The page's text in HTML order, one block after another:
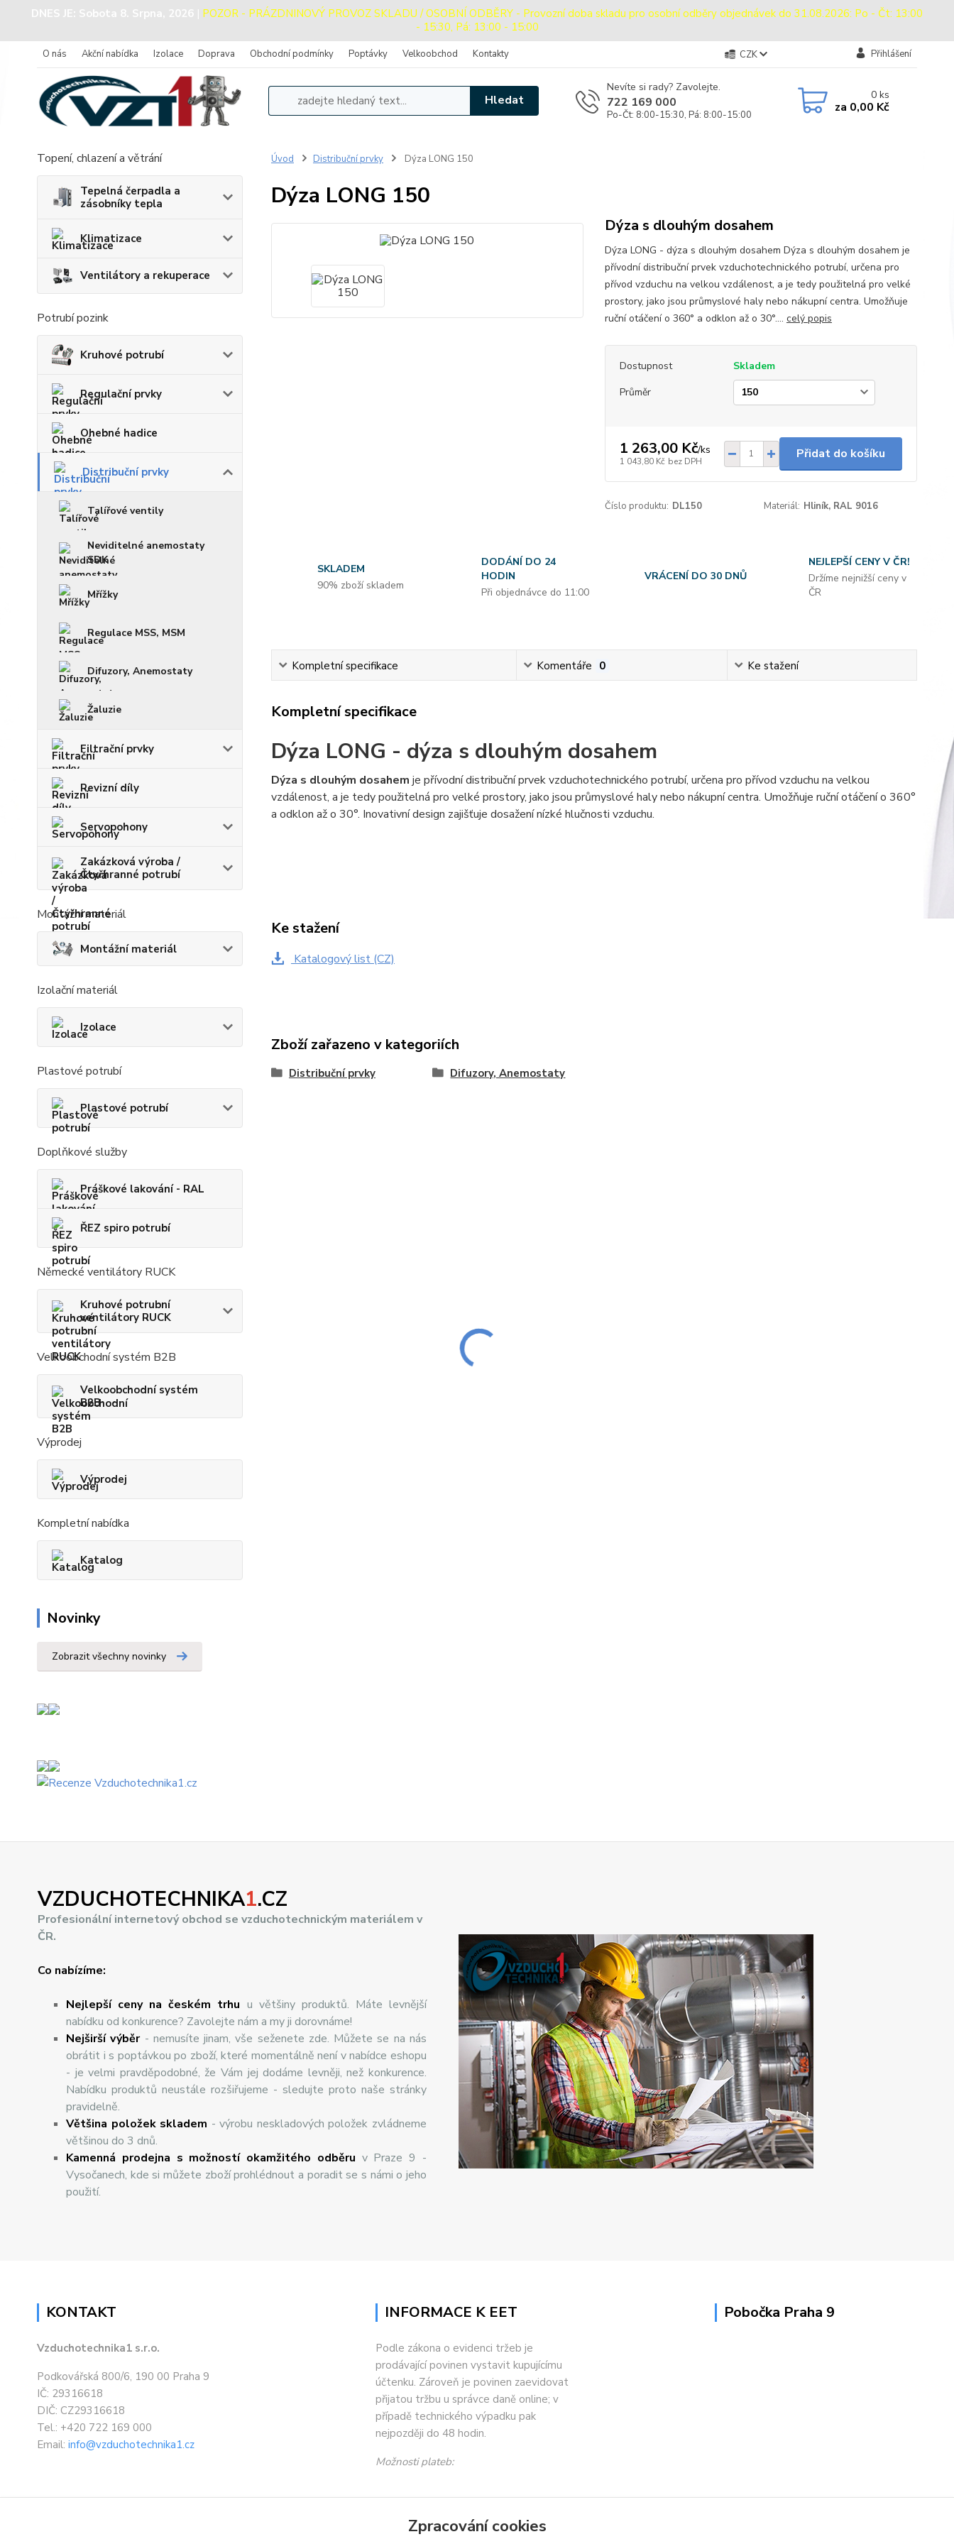
DNES JE: Sobota 8. Srpna, 2026 | POZOR - PRÁZDNINOVÝ PROVOZ SKLADU / OSOBNÍ ODBĚRY - Provozní doba skladu pro osobní odběry objednávek do 31.08.2026: Po - Čt: 13:00
- 15:30, Pá: 13:00 - 15:00
O nás Akční nabídka Izolace Doprava Obchodní podmínky Poptávky Velkoobchod Kontakty CZK Přihlášení
Hledat
Nevíte si rady? Zavolejte.
722 169 000
Po-Čt: 8:00-15:30, Pá: 8:00-15:00
0ks
za 0,00 Kč
Topení, chlazení a větrání
Tepelná čerpadla a
zásobníky tepla
Klimatizace
Ventilátory a rekuperace
Potrubí pozink
Kruhové potrubí
Regulační prvky
Ohebné hadice
Distribuční prvky
Talířové ventily
Neviditelné anemostaty
SDK
Mřížky
Regulace MSS, MSM
Difuzory, Anemostaty
Žaluzie
Filtrační prvky
Revizní díly
Servopohony
Zakázková výroba /
Čtyřhranné potrubí
Montážní materiál
Montážní materiál
Izolační materiál
Izolace
Plastové potrubí
Plastové potrubí
Doplňkové služby
Práškové lakování - RAL
ŘEZ spiro potrubí
Německé ventilátory RUCK
Kruhové potrubní
ventilátory RUCK
Velkoobchodní systém B2B
Velkoobchodní systém
B2B
Výprodej
Výprodej
Kompletní nabídka
Katalog
Novinky
Zobrazit všechny novinky
Úvod Distribuční prvky Dýza LONG 150
Dýza LONG 150
Dýza s dlouhým dosahem
Dýza LONG - dýza s dlouhým dosahem Dýza s dlouhým dosahem je
přívodní distribuční prvek vzduchotechnického potrubí, určena pro
přívod vzduchu na velkou vzdálenost, a je tedy použitelná pro velké
prostory, jako jsou průmyslové haly nebo nákupní centra. Umožňuje
ruční otáčení o 360° a odklon až o 30°.... celý popis
Dostupnost
Skladem
Průměr
1 263,00 Kč/ks
1 043,80 Kč bez DPH
Přidat do košíku
Číslo produktu: DL150 Materiál: Hliník, RAL 9016
SKLADEM
90% zboží skladem
DODÁNÍ DO 24
HODIN
Při objednávce do 11:00
VRÁCENÍ DO 30 DNŮ
NEJLEPŠÍ CENY V ČR!
Držíme nejnižší ceny v
ČR
Kompletní specifikace Komentáře 0 Ke stažení
Kompletní specifikace
Dýza LONG - dýza s dlouhým dosahem
Dýza s dlouhým dosahem je přívodní distribuční prvek vzduchotechnického potrubí, určena pro přívod vzduchu na velkou
vzdálenost, a je tedy použitelná pro velké prostory, jako jsou průmyslové haly nebo nákupní centra. Umožňuje ruční otáčení o 360°
a odklon až o 30°. Inovativní design zajišťuje dosažení nízké hlučnosti vzduchu.
Ke stažení
Katalogový list (CZ)
Zboží zařazeno v kategoriích
Distribuční prvky Difuzory, Anemostaty
VZDUCHOTECHNIKA1.CZ
Profesionální internetový obchod se vzduchotechnickým materiálem v
ČR.
Co nabízíme:
Nejlepší ceny na českém trhu u většiny produktů. Máte levnější
nabídku od konkurence? Zavolejte nám a my ji dorovnáme!
Nejširšívýběr- nemusíte jinam, vše seženete zde. Můžete se na nás
obrátit i s poptávkou po zboží, které momentálně není v nabídce eshopu
- je velmi pravděpodobné, že Vám jej dodáme levněji, než konkurence.
Nabídku produktů neustále rozšiřujeme - sledujte proto naše stránky
pravidelně.
Většina položek skladem - výrobu neskladových položek zvládneme
většinou do 3 dnů.
Kamenná prodejna s možností okamžitého odběru v Praze 9 -
Vysočanech, kde si můžete zboží prohlédnout a poradit se s námi o jeho
použití.
KONTAKT
Vzduchotechnika1 s.r.o.
Podkovářská 800/6, 190 00 Praha 9
IČ: 29316618
DIČ: CZ29316618
Tel.: +420 722 169 000
Email: info@vzduchotechnika1.cz
INFORMACE K EET
Podle zákona o evidenci tržeb je
prodávající povinen vystavit kupujícímu
účtenku. Zároveň je povinen zaevidovat
přijatou tržbu u správce daně online; v
případě technického výpadku pak
nejpozději do 48 hodin.
Možnosti plateb:
Pobočka Praha 9
Zpracování cookies